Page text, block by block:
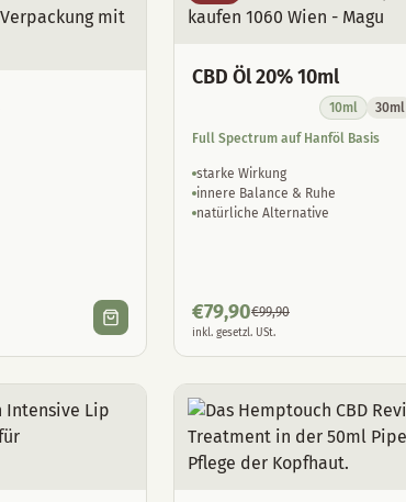
CBD Öl 20% 10ml
10ml
30ml
Full Spectrum auf Hanföl Basis
starke Wirkung
innere Balance & Ruhe
natürliche Alternative
€79,90€99,90
inkl. gesetzl. USt.